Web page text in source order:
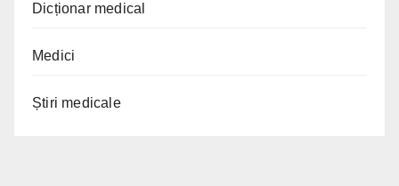
Dicționar medical
Medici
Știri medicale